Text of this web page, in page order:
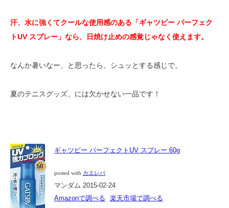
汗、水に強くてクールな使用感のある「ギャツビー パーフェク
トUV スプレー」なら、日焼け止めの感覚じゃなく使えます。
なんか暑いなー、と思ったら、シュッとする感じで。
夏のテニスグッズ、には欠かせない一品です！
ギャツビー パーフェクトUV スプレー 60g
posted with カエレバ
マンダム 2015-02-24
Amazonで調べる
楽天市場で調べる